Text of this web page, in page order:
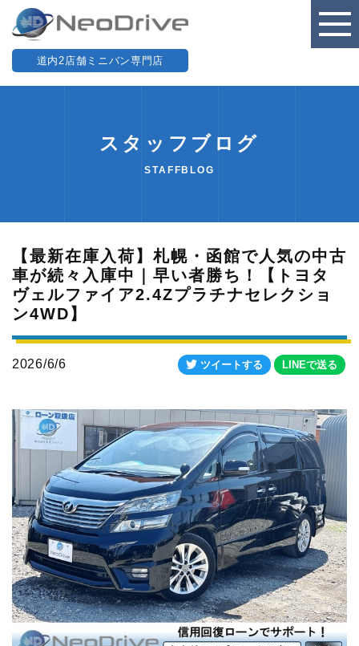
道内2店舗ミニバン専門店
スタッフブログ
STAFFBLOG
【最新在庫入荷】札幌・函館で人気の中古
車が続々入庫中｜早い者勝ち！【トヨタ
ヴェルファイア2.4Zプラチナセレクショ
ン4WD】
2026/6/6 ツイートする LINEで送る